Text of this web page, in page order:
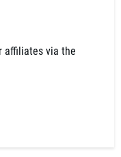
affiliates via the